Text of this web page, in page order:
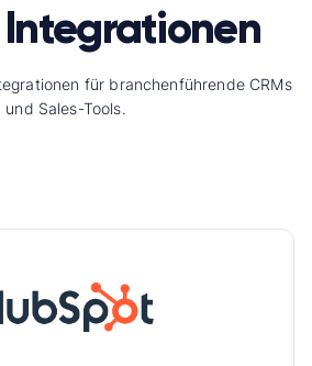
Integrationen
für branchenführende CRMs
und Sales-Tools.